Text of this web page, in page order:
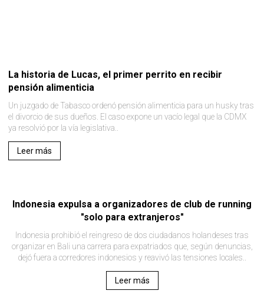
La historia de Lucas, el primer perrito en recibir
pensión alimenticia
Un juzgado de Tabasco ordenó pensión alimenticia para un husky tras
el divorcio de sus dueños. El caso expone un vacío legal que la CDMX
ya resolvió por la vía legislativa..
Leer más
Indonesia expulsa a organizadores de club de running
"solo para extranjeros"
Indonesia prohibió el reingreso de dos ciudadanos holandeses tras
organizar en Bali una carrera para expatriados que, según denuncias,
dejó fuera a corredores indonesios y reavivó las tensiones locales..
Leer más